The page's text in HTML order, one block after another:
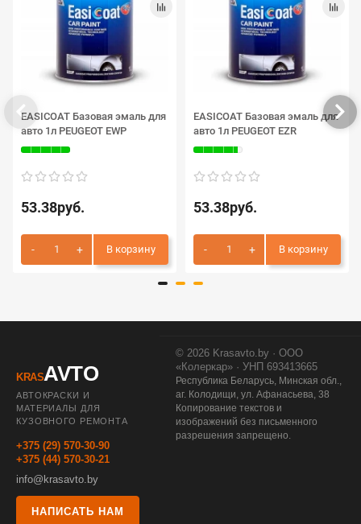
EASICOAT Базовая эмаль для
авто 1л PEUGEOT EWP
53.38руб.
В корзину
EASICOAT Базовая эмаль для
авто 1л PEUGEOT EZR
53.38руб.
В корзину
KRASAVTO
АВТОКРАСКИ И
МАТЕРИАЛЫ ДЛЯ
КУЗОВНОГО РЕМОНТА
+375 (29) 570-30-90
+375 (44) 570-30-21
info@krasavto.by
НАПИСАТЬ НАМ
© 2026 Krasavto.by · ООО
«Колеркар» · УНП 693413665
Республика Беларусь, Минская обл.,
аг. Колодищи, ул. Афанасьева, 38
Копирование текстов и
изображений без письменного
разрешения запрещено.